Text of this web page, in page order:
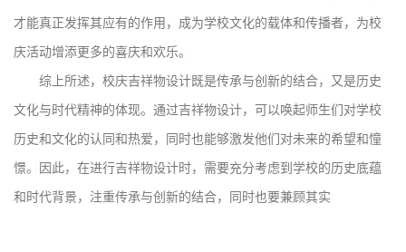
才能真正发挥其应有的作用，成为学校文化的载体和传播者，为校
庆活动增添更多的喜庆和欢乐。
综上所述，校庆吉祥物设计既是传承与创新的结合，又是历史
文化与时代精神的体现。通过吉祥物设计，可以唤起师生们对学校
历史和文化的认同和热爱，同时也能够激发他们对未来的希望和憧
憬。因此，在进行吉祥物设计时，需要充分考虑到学校的历史底蕴
和时代背景，注重传承与创新的结合，同时也要兼顾其实